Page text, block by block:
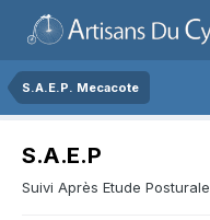
S.A.E.P. Mecacote
S.A.E.P
Suivi Après Etude